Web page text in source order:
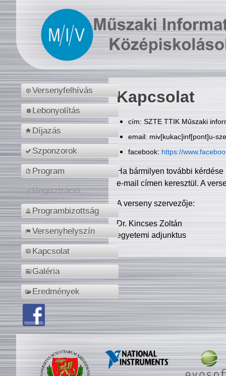
Versenyfelhívás
Lebonyolítás
Díjazás
Szponzorok
Program
Regisztráció
Programbizottság
Versenyhelyszín
Kapcsolat
Galéria
Eredmények
Kapcsolat
cím: SZTE TTIK Műszaki
email: miv[kukac]inf[pont]u-
facebook: https://
Ha bármilyen további
e-mail címen keresztül. A
A verseny szervezője:
Dr. Kincses Zoltán
egyetemi adjunktus